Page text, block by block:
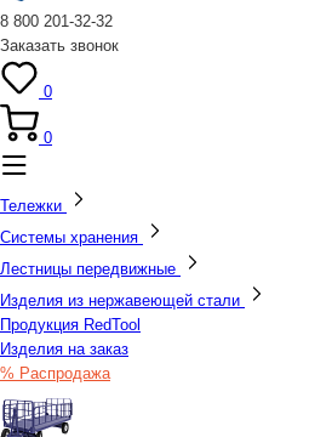
8 800 201-32-32
Заказать звонок
0
0
Тележки
Системы хранения
Лестницы передвижные
Изделия из нержавеющей стали
Продукция RedTool
Изделия на заказ
% Распродажа